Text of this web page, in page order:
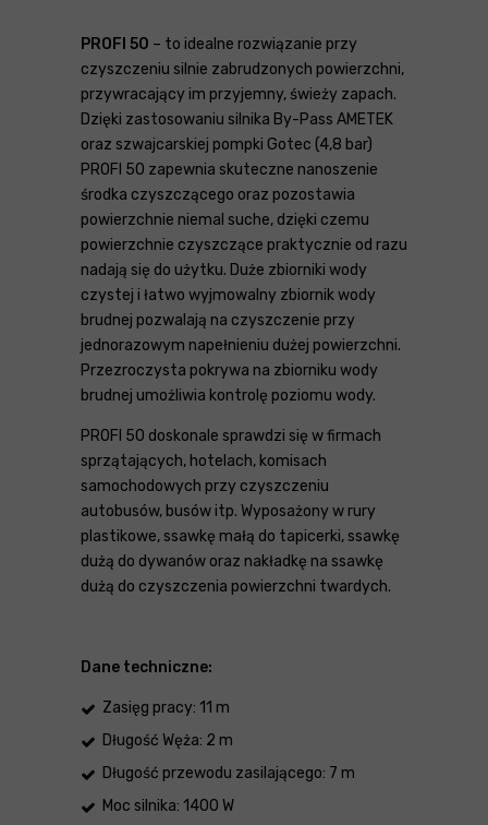
PROFI 50 – to idealne rozwiązanie przy
czyszczeniu silnie zabrudzonych powierzchni,
przywracający im przyjemny, świeży zapach.
Dzięki zastosowaniu silnika By-Pass AMETEK
oraz szwajcarskiej pompki Gotec (4,8 bar)
PROFI 50 zapewnia skuteczne nanoszenie
środka czyszczącego oraz pozostawia
powierzchnie niemal suche, dzięki czemu
powierzchnie czyszczące praktycznie od razu
nadają się do użytku. Duże zbiorniki wody
czystej i łatwo wyjmowalny zbiornik wody
brudnej pozwalają na czyszczenie przy
jednorazowym napełnieniu dużej powierzchni.
Przezroczysta pokrywa na zbiorniku wody
brudnej umożliwia kontrolę poziomu wody.
PROFI 50 doskonale sprawdzi się w firmach
sprzątających, hotelach, komisach
samochodowych przy czyszczeniu
autobusów, busów itp. Wyposażony w rury
plastikowe, ssawkę małą do tapicerki, ssawkę
dużą do dywanów oraz nakładkę na ssawkę
dużą do czyszczenia powierzchni twardych.
Dane techniczne:
Zasięg pracy: 11 m
Długość Węża: 2 m
Długość przewodu zasilającego: 7 m
Moc silnika: 1400 W